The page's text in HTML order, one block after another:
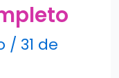
/ 31 de